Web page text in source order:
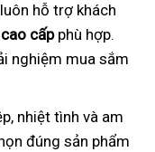
hỗ trợ khách
cấpphù hợp.
nghiệm mua sắm
nhiệt tình và am
đúng sản phẩm